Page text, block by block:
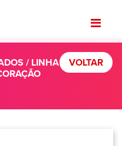
/ LINHA
VOLTAR